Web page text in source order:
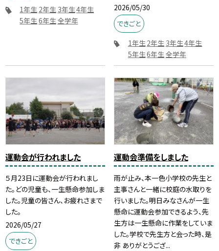
1年生 2年生 3年生4年生
5年生 6年生 全学年
2026/05/30
できごと
1年生 2年生 3年生4年生
5年生6年生 全学年
運動会が行われました
５月23日に運動会が行われまし
た。どの児童も、一生懸命参加しま
した。児童の皆さん、お疲れさまで
した。
2026/05/27
できごと
運動会準備をしました
雨が止み、本一色小学校の先生と
主事さんと一緒に校庭の水取りを
行いました。明日みなさんが一生
懸命に運動会参加できるよう、先
生方は一生懸命に作業をしていま
した。学校で先生方と会った時、是
非 ありがとうござ...